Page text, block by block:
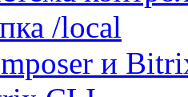
/local
и